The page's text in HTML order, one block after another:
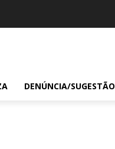
DENÚNCIA/SUGESTÃO